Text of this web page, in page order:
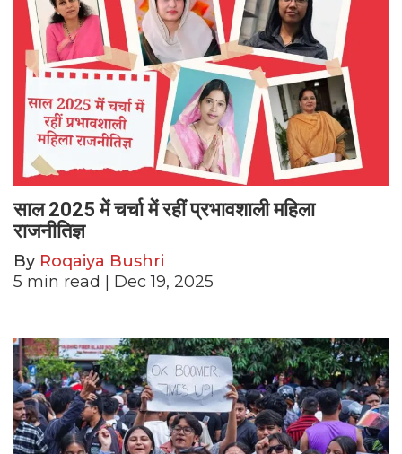
साल 2025 में चर्चा में रहीं प्रभावशाली महिला
राजनीतिज्ञ
By Roqaiya Bushri
5 min read | Dec 19, 2025